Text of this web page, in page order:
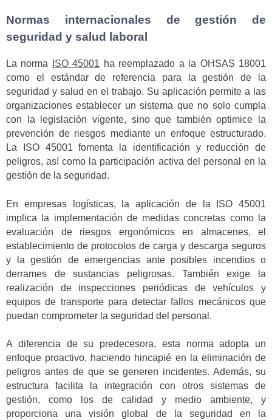
Normas internacionales de gestión de
seguridad y salud laboral
La norma ISO 45001 ha reemplazado a la OHSAS 18001
como el estándar de referencia para la gestión de la
seguridad y salud en el trabajo. Su aplicación permite a las
organizaciones establecer un sistema que no solo cumpla
con la legislación vigente, sino que también optimice la
prevención de riesgos mediante un enfoque estructurado.
La ISO 45001 fomenta la identificación y reducción de
peligros, así como la participación activa del personal en la
gestión de la seguridad.
En empresas logísticas, la aplicación de la ISO 45001
implica la implementación de medidas concretas como la
evaluación de riesgos ergonómicos en almacenes, el
establecimiento de protocolos de carga y descarga seguros
y la gestión de emergencias ante posibles incendios o
derrames de sustancias peligrosas. También exige la
realización de inspecciones periódicas de vehículos y
equipos de transporte para detectar fallos mecánicos que
puedan comprometer la seguridad del personal.
A diferencia de su predecesora, esta norma adopta un
enfoque proactivo, haciendo hincapié en la eliminación de
peligros antes de que se generen incidentes. Además, su
estructura facilita la integración con otros sistemas de
gestión, como los de calidad y medio ambiente, y
proporciona una visión global de la seguridad en la